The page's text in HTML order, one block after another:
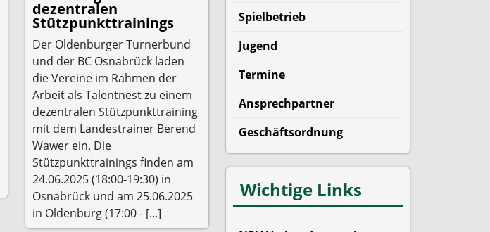
dezentralen
Stützpunkttrainings
Der Oldenburger Turnerbund
und der BC Osnabrück laden
die Vereine im Rahmen der
Arbeit als Talentnest zu einem
dezentralen Stützpunkttraining
mit dem Landestrainer Berend
Wawer ein. Die
Stützpunkttrainings finden am
24.06.2025 (18:00-19:30) in
Osnabrück und am 25.06.2025
in Oldenburg (17:00 - [...]
Spielbetrieb
Jugend
Termine
Ansprechpartner
Geschäftsordnung
Wichtige Links